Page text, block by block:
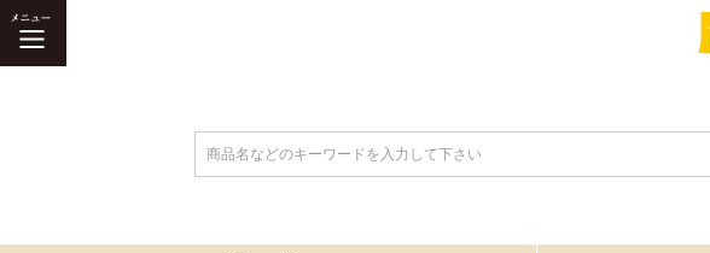
商品名などのキーワードを入力して下さい